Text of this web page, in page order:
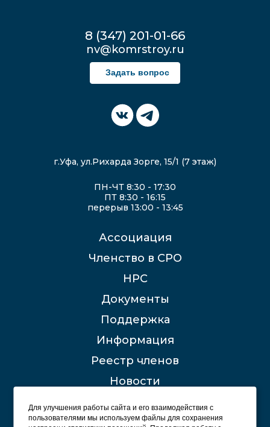
8 (347) 201-01-66
nv@komrstroy.ru
Задать вопрос
г.Уфа, ул.Рихарда Зорге, 15/1 (7 этаж)
ПН-ЧТ 8:30 - 17:30
ПТ 8:30 - 16:15
перерыв 13:00 - 13:45
Ассоциация
Членство в СРО
НРС
Документы
Поддержка
Информация
Реестр членов
Новости
Контакты
Для улучшения работы сайта и его взаимодействия с
пользователями мы используем файлы для сохранения